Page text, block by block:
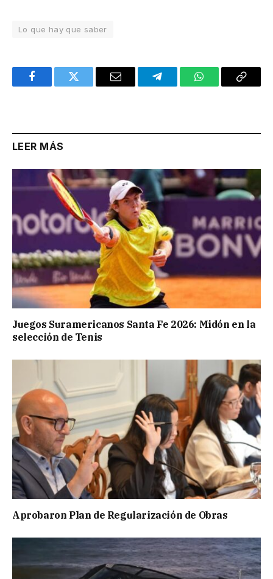
Lo que hay que saber
FacebookTwitter Email TelegramWhatsAppCopy
LEER MÁS
Juegos Suramericanos Santa Fe 2026: Midón en la
selección de Tenis
Aprobaron Plan de Regularización de Obras